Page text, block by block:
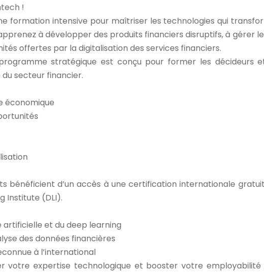
!
formation intensive pour maîtriser les technologies qui
à développer des produits financiers disruptifs, à gérer
offertes par la digitalisation des services financiers.
stratégique est conçu pour former les décideurs
secteur financier.
économique
bénéficient d’un accès à une certification internationale
Institute (DLI).
artificielle et du deep learning
des données financières
à l’international
votre expertise technologique et booster votre